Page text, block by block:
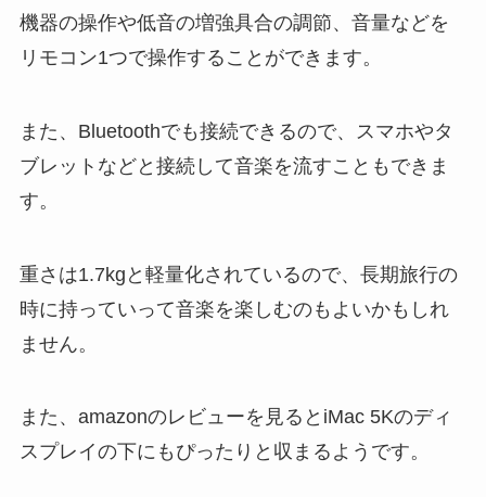
機器の操作や低音の増強具合の調節、音量などを
リモコン1つで操作することができます。
また、Bluetoothでも接続できるので、スマホやタ
ブレットなどと接続して音楽を流すこともできま
す。
重さは1.7kgと軽量化されているので、長期旅行の
時に持っていって音楽を楽しむのもよいかもしれ
ません。
また、amazonのレビューを見るとiMac 5Kのディ
スプレイの下にもぴったりと収まるようです。